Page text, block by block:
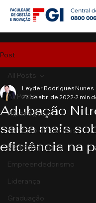
Central
0800
Post
All Posts
Agronegócio
Mercado de Capitais
Marketing Digital
Empreendedorismo
Liderança
Graduação
All Posts
Adubação
saiba mais
eficiência na
Leyder Rodrigues Nunes
27 de abr. de 2022 2 min